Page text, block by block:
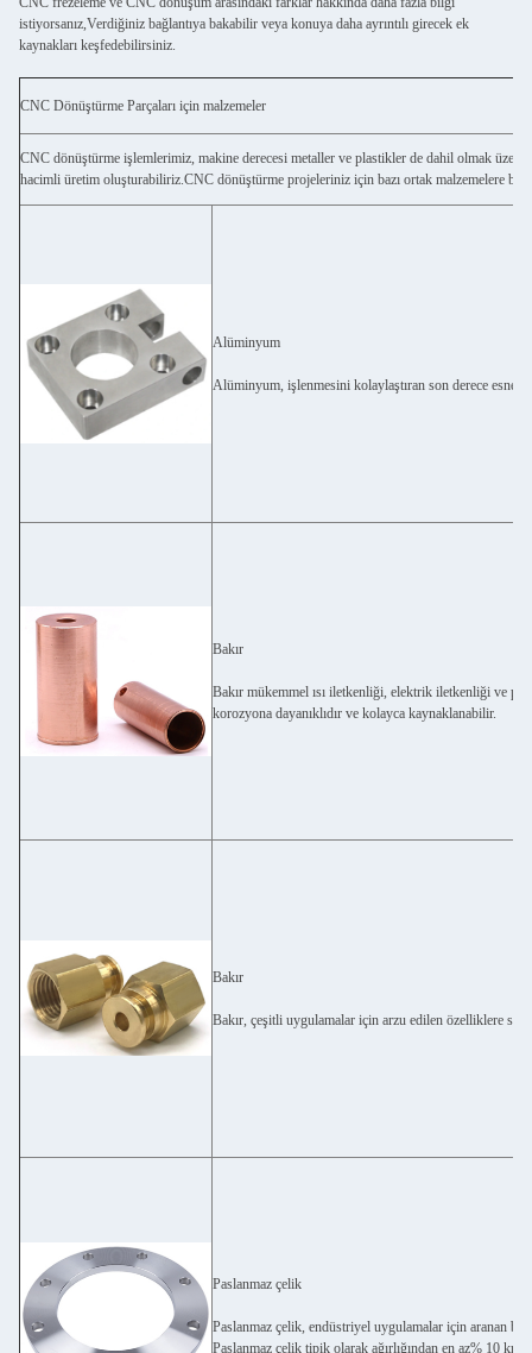
istiyorsanız,Verdiğiniz bağlantıya bakabilir veya konuya daha ayrıntılı girecek ek
kaynakları keşfedebilirsiniz.
CNC Dönüştürme Parçaları için malzemeler
CNC dönüştürme işlemlerimiz, makine derecesi metaller ve plastikler de dahil olmak
hacimli üretim oluşturabiliriz.CNC dönüştürme projeleriniz için bazı ortak malzemelere
Alüminyum
Alüminyum, işlenmesini kolaylaştıran son derece esnek
Bakır
Bakır mükemmel ısı iletkenliği, elektrik iletkenliği ve
korozyona dayanıklıdır ve kolayca kaynaklanabilir.
Bakır
Bakır, çeşitli uygulamalar için arzu edilen özelliklere
Paslanmaz çelik
Paslanmaz çelik, endüstriyel uygulamalar için aranan
Paslanmaz çelik tipik olarak ağırlığından en az% 10